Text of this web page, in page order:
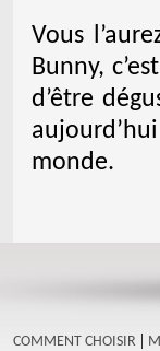
Vous
Bunny,
d’être
monde.
COMMENT CHOISIR |